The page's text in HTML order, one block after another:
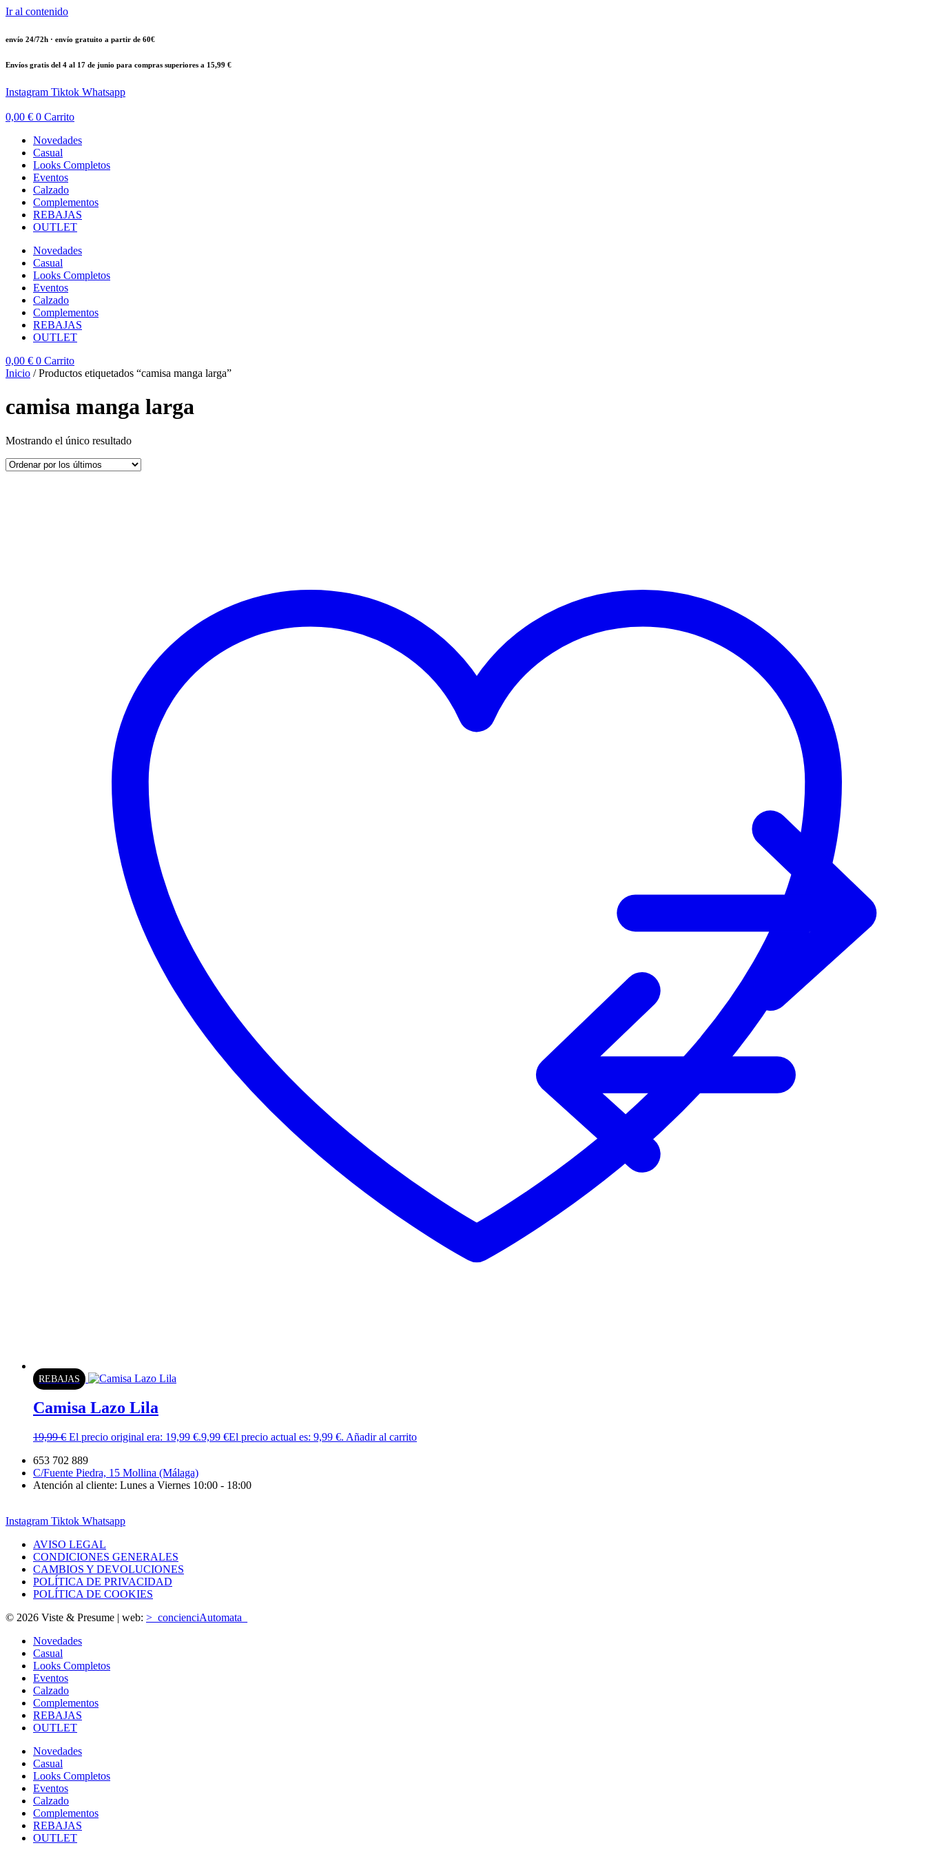
Ir al contenido
envío 24/72h · envío gratuito a partir de 60€
Envíos gratis del 4 al 17 de junio para compras superiores a 15,99 €
Instagram Tiktok Whatsapp
0,00 € 0 Carrito
Novedades
Casual
Looks Completos
Eventos
Calzado
Complementos
REBAJAS
OUTLET
Novedades
Casual
Looks Completos
Eventos
Calzado
Complementos
REBAJAS
OUTLET
0,00 € 0 Carrito
Inicio / Productos etiquetados “camisa manga larga”
camisa manga larga
Mostrando el único resultado
REBAJAS
Camisa Lazo Lila
19,99€ El precio original era: 19,99 €.9,99 €El precio actual es: 9,99 €. Añadir al carrito
653 702 889
C/Fuente Piedra, 15 Mollina (Málaga)
Atención al cliente: Lunes a Viernes 10:00 - 18:00
Instagram Tiktok Whatsapp
AVISO LEGAL
CONDICIONES GENERALES
CAMBIOS Y DEVOLUCIONES
POLÍTICA DE PRIVACIDAD
POLÍTICA DE COOKIES
© 2026 Viste & Presume | web: >_concienciAutomata_
Novedades
Casual
Looks Completos
Eventos
Calzado
Complementos
REBAJAS
OUTLET
Novedades
Casual
Looks Completos
Eventos
Calzado
Complementos
REBAJAS
OUTLET